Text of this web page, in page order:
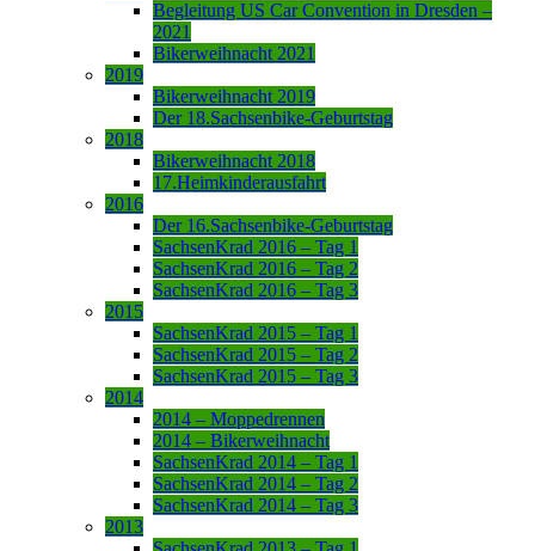
Begleitung US Car Convention in Dresden –
2021
Bikerweihnacht 2021
2019
Bikerweihnacht 2019
Der 18.Sachsenbike-Geburtstag
2018
Bikerweihnacht 2018
17.Heimkinderausfahrt
2016
Der 16.Sachsenbike-Geburtstag
SachsenKrad 2016 – Tag 1
SachsenKrad 2016 – Tag 2
SachsenKrad 2016 – Tag 3
2015
SachsenKrad 2015 – Tag 1
SachsenKrad 2015 – Tag 2
SachsenKrad 2015 – Tag 3
2014
2014 – Moppedrennen
2014 – Bikerweihnacht
SachsenKrad 2014 – Tag 1
SachsenKrad 2014 – Tag 2
SachsenKrad 2014 – Tag 3
2013